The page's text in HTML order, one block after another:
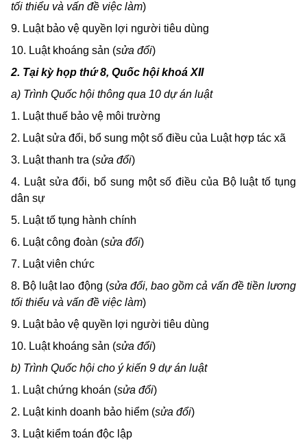
tối thiểu và vấn đề việc làm)
9. Luật bảo vệ quyền lợi người tiêu dùng
10. Luật khoáng sản (sửa đổi)
2. Tại kỳ họp thứ 8, Quốc hội khoá XII
a) Trình Quốc hội thông qua 10 dự án luật
1. Luật thuế bảo vệ môi trường
2. Luật sửa đổi, bổ sung một số điều của Luật hợp tác xã
3. Luật thanh tra (sửa đổi)
4. Luật sửa đổi, bổ sung một số điều của Bộ luật tố tụng
dân sự
5. Luật tố tụng hành chính
6. Luật công đoàn (sửa đổi)
7. Luật viên chức
8. Bộ luật lao động (sửa đổi, bao gồm cả vấn đề tiền lương
tối thiểu và vấn đề việc làm)
9. Luật bảo vệ quyền lợi người tiêu dùng
10. Luật khoáng sản (sửa đổi)
b) Trình Quốc hội cho ý kiến 9 dự án luật
1. Luật chứng khoán (sửa đổi)
2. Luật kinh doanh bảo hiểm (sửa đổi)
3. Luật kiểm toán độc lập